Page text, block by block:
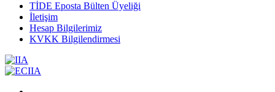
TİDE Eposta Bülten Üyeliği
İletişim
Hesap Bilgilerimiz
KVKK Bilgilendirmesi